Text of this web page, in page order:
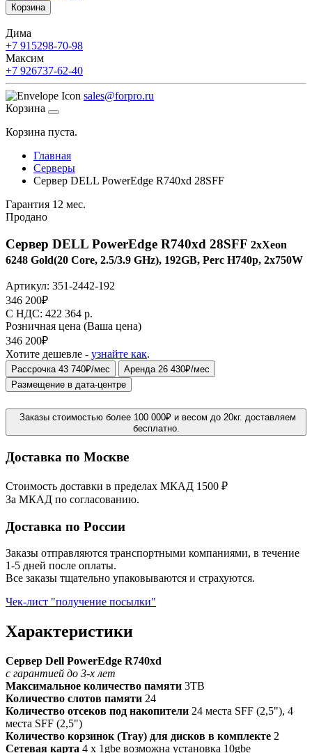
Корзина
Дима
+7 915298-70-98
Максим
+7 926737-62-40
sales@forpro.ru
Корзина
Корзина пуста.
Главная
Серверы
Сервер DELL PowerEdge R740xd 28SFF
Гарантия 12 мес.
Продано
Сервер DELL PowerEdge R740xd 28SFF 2xXeon
6248 Gold(20 Core, 2.5/3.9 GHz), 192GB, Perc H740p, 2x750W
Артикул: 351-2442-192
346 200₽
C НДС: 422 364 р.
Розничная цена (Ваша цена)
346 200₽
Хотите дешевле - узнайте как.
Рассрочка 43 740₽/мес
Аренда 26 430₽/мес
Размещение в дата-центре
Заказы стоимостью более 100 000₽ и весом до 20кг. доставляем
бесплатно.
Доставка по Москве
Стоимость доставки в пределах МКАД 1500 ₽
За МКАД по согласованию.
Доставка по России
Заказы отправляются транспортными компаниями, в течение
1-5 дней после оплаты.
Все заказы тщательно упаковываются и страхуются.
Чек-лист "получение посылки"
Характеристики
Сервер Dell PowerEdge R740xd
с гарантией до 3-х лет
Максимальное количество памяти 3TB
Количество слотов памяти 24
Количество отсеков под накопители 24 места SFF (2,5"), 4
места SFF (2,5")
Количество корзинок (Tray) для дисков в комплекте 2
Сетевая карта 4 x 1gbe возможна установка 10gbe